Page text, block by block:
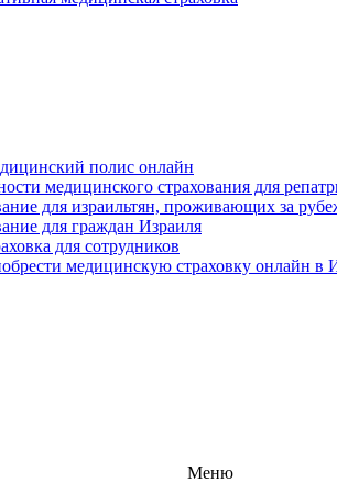
полис онлайн
медицинского страхования для
для израильтян, проживающих за
для граждан Израиля
для сотрудников
медицинскую страховку онлайн в
Меню